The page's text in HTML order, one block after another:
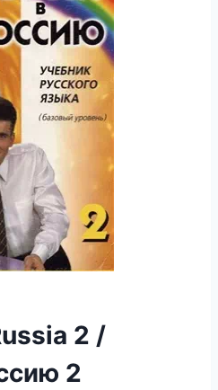
2 /
2